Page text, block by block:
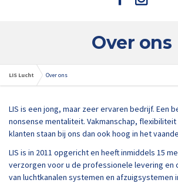
Over ons
LIS Lucht Over ons
LIS is een jong, maar zeer ervaren bedrijf. Een
nonsense mentaliteit. Vakmanschap, flexibiliteit
klanten staan bij ons dan ook hoog in het
LIS is in 2011 opgericht en heeft inmiddels 15
verzorgen voor u de professionele levering en
van luchtkanalen systemen en afzuigsystemen